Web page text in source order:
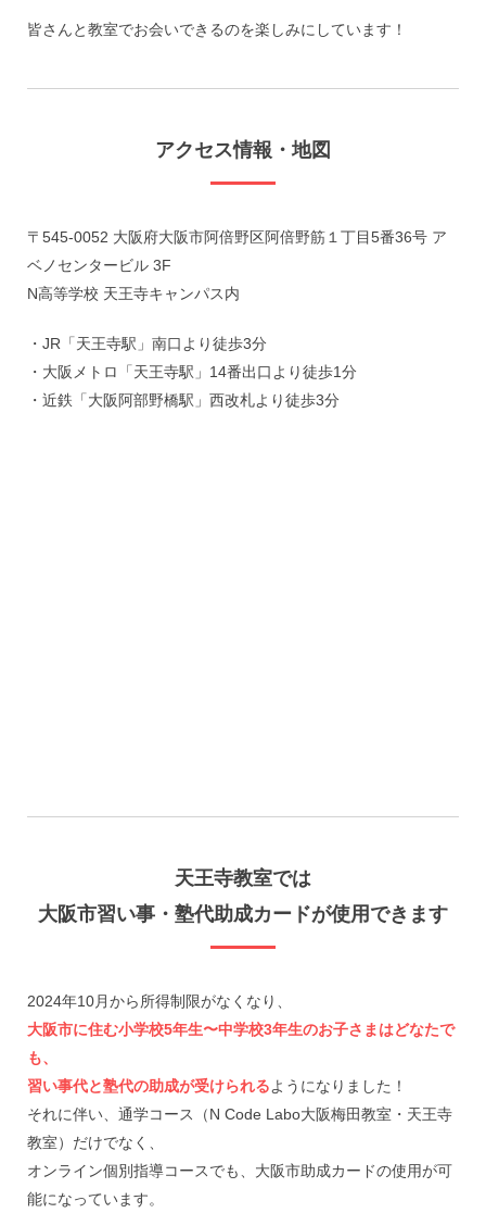
皆さんと教室でお会いできるのを楽しみにしています！
アクセス情報・地図
〒545-0052 大阪府大阪市阿倍野区阿倍野筋１丁目5番36号 ア
ベノセンタービル 3F
N高等学校 天王寺キャンパス内
・JR「天王寺駅」南口より徒歩3分
・大阪メトロ「天王寺駅」14番出口より徒歩1分
・近鉄「大阪阿部野橋駅」西改札より徒歩3分
天王寺教室では
大阪市習い事・塾代助成カードが使用できます
2024年10月から所得制限がなくなり、
大阪市に住む小学校5年生〜中学校3年生のお子さまはどなたで
も、
習い事代と塾代の助成が受けられるようになりました！
それに伴い、通学コース（N Code Labo大阪梅田教室・天王寺
教室）だけでなく、
オンライン個別指導コースでも、大阪市助成カードの使用が可
能になっています。